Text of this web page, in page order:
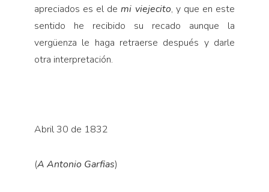
apreciados es el demi viejecito, y que en este
sentido he recibido su recado aunque la
vergüenza le haga retraerse después y darle
otra interpretación.
Abril 30 de 1832
(A Antonio Garfias)